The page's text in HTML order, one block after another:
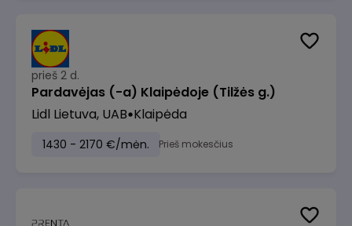
prieš 2 d.
Pardavėjas (-a) Klaipėdoje (Tilžės g.)
Lidl Lietuva, UAB Klaipėda
1430 - 2170 €/mėn. Prieš mokesčius